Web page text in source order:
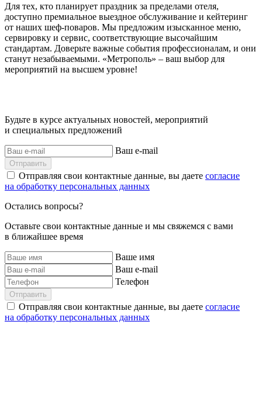
Для тех, кто планирует праздник за пределами отеля,
доступно премиальное выездное обслуживание и кейтеринг
от наших шеф-поваров. Мы предложим изысканное меню,
сервировку и сервис, соответствующие высочайшим
стандартам. Доверьте важные события профессионалам, и они
станут незабываемыми. «Метрополь» – ваш выбор для
мероприятий на высшем уровне!
Будьте в курсе актуальных новостей, мероприятий
и специальных предложений
Ваш e-mail
Отправить
Отправляя свои контактные данные, вы даете согласие
на обработку персональных данных
Остались вопросы?
Оставьте свои контактные данные и мы свяжемся с вами
в ближайшее время
Ваше имя
Ваш e-mail
Телефон
Отправить
Отправляя свои контактные данные, вы даете согласие
на обработку персональных данных